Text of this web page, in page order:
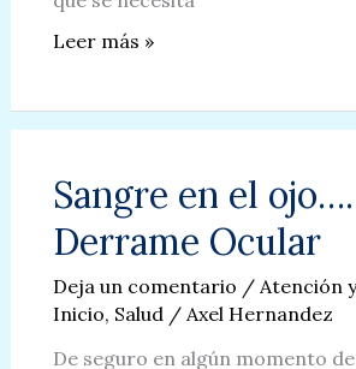
La
de
las
Oculares
en Bebes
y
Niños
Leer más »
Sangre en el ojo….
Derrame Ocular
Deja un comentario / Atención
Inicio, Salud/ Axel Hernandez
De seguro en algún momento